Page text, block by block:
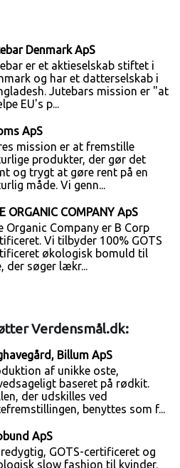
Denmark ApS
er et aktieselskab stiftet i
og har et datterselskab i
Jutebars mission er "at
EU's p...
ApS
mission er at fremstille
produkter, der gør det
og trygt at gøre rent på en
måde. Vi genn...
ORGANIC COMPANY ApS
Organic Company er B Corp
Vi tilbyder 100% GOTS
økologisk bomuld til
der søger lækr...
Verdensmål.dk:
Billum ApS
af unikke oste,
baseret på rødkit.
der udskilles ved
benyttes som f...
ApS
GOTS-certificeret og
slow fashion til kvinder.